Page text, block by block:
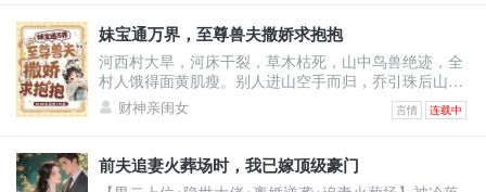
情的。一时间，宋疏桐成了圈子里的笑话。-后来。宋疏
桐跟传闻中那古板封建，权势滔天的徐家大少——徐泊
琂，领证结婚。徐禹赫踉跄跑来，眼尾泛红，哽咽：“宋
疏桐，你答
妹宝通万界，至尊兽夫撒娇求抱抱
河西村大旱，河床干裂，草木枯死，山中鸟兽绝迹，全
村人饿得面黄肌瘦。别人进山空手而归，乔引珠后山随
手一逛，肥兔野鸡堆成山，顺手还捡回了一条细短小黑
蛇。看着乖巧温顺的小黑蛇，乔引珠摸着下巴盘算：这
至尊玄沧内心疯狂咆哮：区区凡人小雌性，竟敢觊觎本
尊？乔引珠毫无波澜：不炖汤也行，红烧更香。玄沧当
财神亲闺女 言情 连载中
前夫追妻火葬场时，我已嫁顶级豪门